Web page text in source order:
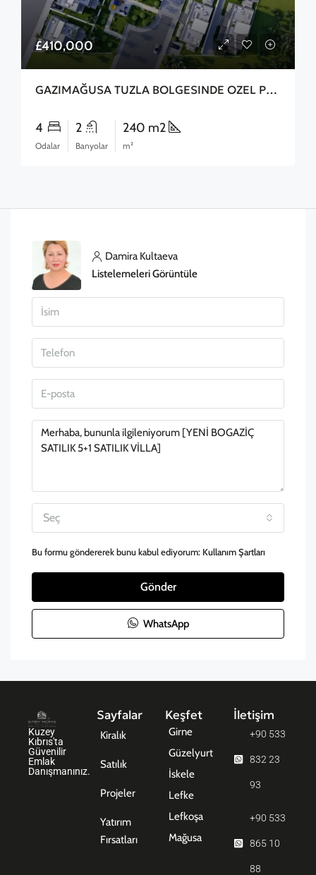
£410,000
GAZIMAĞUSA TUZLA BOLGESINDE OZEL PROJE ARAC VE DAIRE TAKASLARINA ACIKDIR
4
Odalar
2
Banyolar
240 m2
m²
Damira Kultaeva
Listelemeleri Görüntüle
Seç
Bu formu göndererek bunu kabul ediyorum: Kullanım Şartları
Gönder
WhatsApp
Kuzey
Kıbrıs'ta
Güvenilir
Emlak
Danışmanınız.
Sayfalar
Kiralık
Satılık
Projeler
Yatırım
Fırsatları
Keşfet
Girne
Güzelyurt
İskele
Lefke
Lefkoşa
Mağusa
İletişim
+90 533
832 23
93
+90 533
865 10
88